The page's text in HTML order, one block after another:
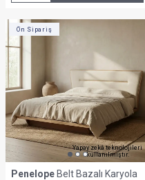
Yapay zekâ teknolojileri
kullanılmıştır.
Ön Sipariş
Penelope Belt Bazalı Karyola